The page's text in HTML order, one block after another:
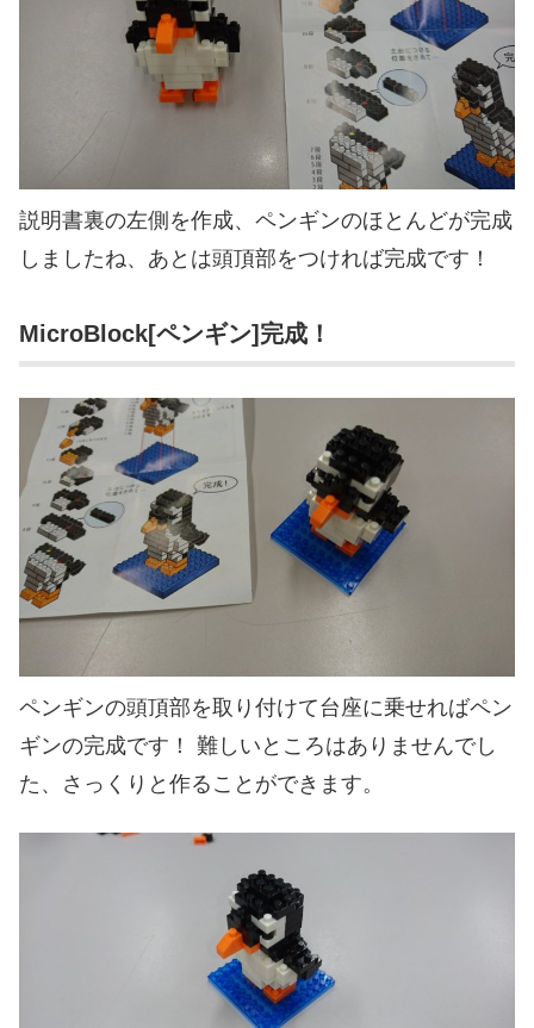
説明書裏の左側を作成、ペンギンのほとんどが完成
しましたね、あとは頭頂部をつければ完成です！
MicroBlock[ペンギン]完成！
ペンギンの頭頂部を取り付けて台座に乗せればペン
ギンの完成です！ 難しいところはありませんでし
た、さっくりと作ることができます。